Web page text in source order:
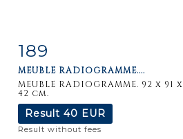
Item detail
189
MEUBLE RADIOGRAMME....
MEUBLE RADIOGRAMME. 92 x 91 x
42 cm.
Result 40 EUR
Result without fees